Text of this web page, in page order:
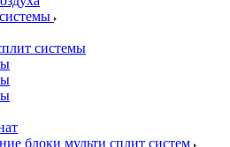
системы
блоки мульти сплит систем